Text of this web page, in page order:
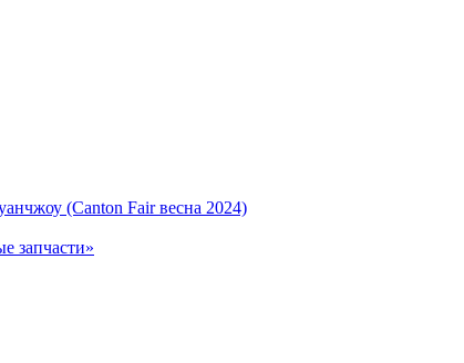
(Canton Fair весна 2024)
запчасти»